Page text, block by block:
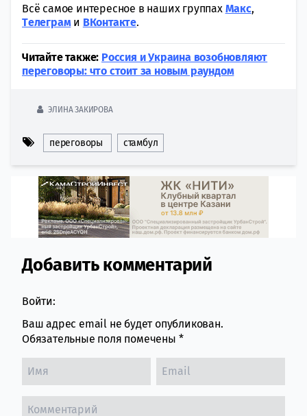
Всё самое интересное в наших группах Макс,
Tелеграми ВКонтакте.
Читайте также: Россия и Украина возобновляют
переговоры: что стоит за новым раундом
ЭЛИНА ЗАКИРОВА
переговоры стамбул
Comment section
Добавить комментарий
Войти:
Ваш адрес email не будет опубликован.
Обязательные поля помечены *